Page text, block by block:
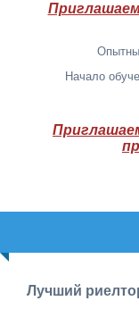
Начало
Лучший